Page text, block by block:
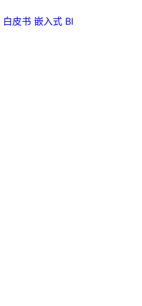
白皮书 嵌入式 BI